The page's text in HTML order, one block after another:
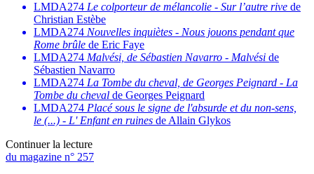
LMDA274 Le colporteur de mélancolie - Sur l’autre rive de
Christian Estèbe
LMDA274 Nouvelles inquiètes - Nous jouons pendant que
Rome brûle de Eric Faye
LMDA274 Malvési, de Sébastien Navarro - Malvési de
Sébastien Navarro
LMDA274 La Tombe du cheval, de Georges Peignard - La
Tombe du cheval de Georges Peignard
LMDA274 Placé sous le signe de l'absurde et du non-sens,
le (...) - L' Enfant en ruines de Allain Glykos
Continuer la lecture
du magazine n° 257